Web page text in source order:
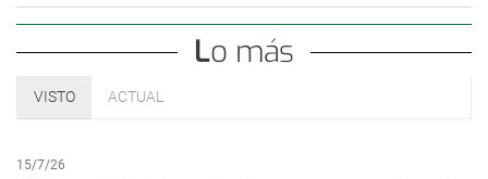
Lo más
VISTO ACTUAL
15/7/26